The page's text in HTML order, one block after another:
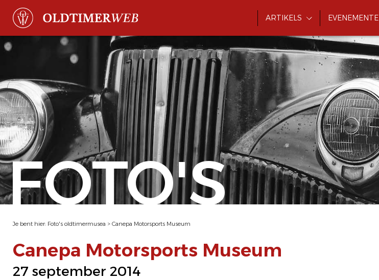
ARTIKELS
FOTO'S
Je bent hier: Foto's oldtimermusea > Canepa Motorsports Museum
Canepa Motorsports Museum
27 september 2014